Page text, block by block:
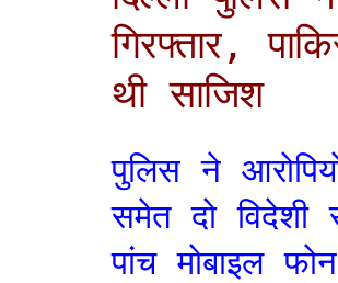
गिरफ्तार,
थी साजिश
पुलिस ने
समेत दो
पांच मोबाइल